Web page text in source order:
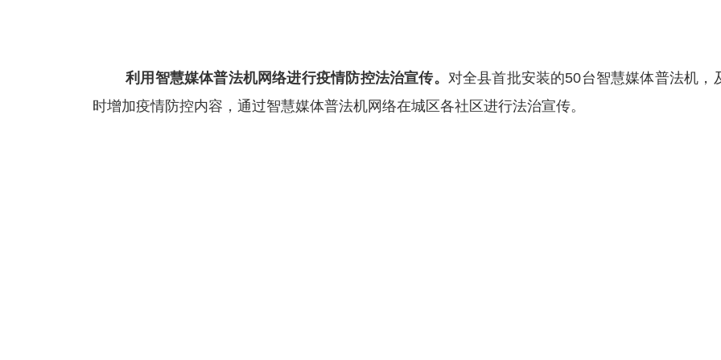
利用智慧媒体普法机网络进行疫情防控法治宣传。 对全县首批安装的50台智慧媒体普法机，
时增加疫情防控内容，通过智慧媒体普法机网络在城区各社区进行法治宣传。